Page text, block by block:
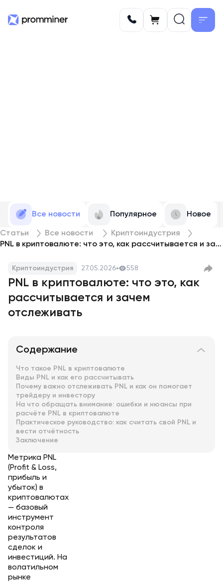
Статьи Все новости
Криптоиндустрия
PNL в криптовалюте: что это, как рассчитывается и зачем отслеживать
Все новости Популярное Новое
Криптоиндустрия 27.05.2026 558
PNL в криптовалюте: что это, как
рассчитывается и зачем
отслеживать
Метрика PNL
(Profit & Loss,
прибыль и
убыток) в
криптовалютах
— базовый
инструмент
контроля
результатов
сделок и
инвестиций. На
волатильном
рынке
Содержание
Что такое PNL в криптовалюте
Виды PNL и как его рассчитывать
Почему важно отслеживать PNL и как он помогает
трейдеру и инвестору
На что обращать внимание: ошибки и нюансы при
расчёте PNL в криптовалюте
Практическое руководство: как считать свой PNL и
вести отчётность
Заключение